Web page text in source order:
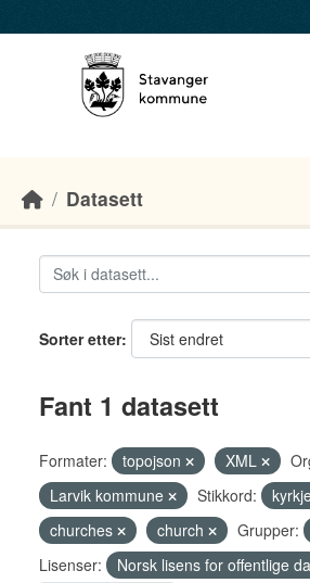
Datasett
Sorter etter
Fant 1 datasett
Formater: topojson XML
Larvik kommune
Stikkord:
churches
church Grupper:
Lisenser:
Norsk lisens for offentlige